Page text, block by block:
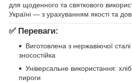
для щоденного та святкового
Україні — з урахуванням якості та
✅ Переваги:
Виготовлена з нержавіючої
зносостійка
Універсальне використання: хліб,
пироги